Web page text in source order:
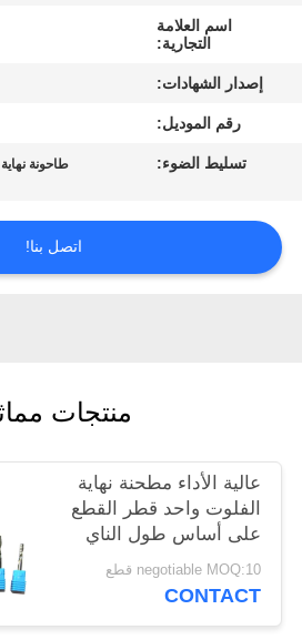
اتصل
اقتباس
اسم العلامة
التجارية:
إصدار الشهادات:
رقم الموديل:
تسليط الضوء: طاحونة
اتصل بنا!
منتجات
عالية الأداء مطحنة نهاية
الفلوت واحد قطر القطع
على أساس طول الناي
negotiable MOQ:10 قطع
CONTACT